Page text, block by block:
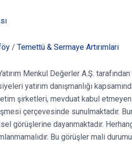
/ Temettü & Sermaye Artırımları
Menkul Değerler A.Ş.
yatırım danışmanlığı
şirketleri, mevduat kabul
çerçevesinde sunulmaktadır.
görüşlerine dayanmaktadır.
Bu görüşler mali